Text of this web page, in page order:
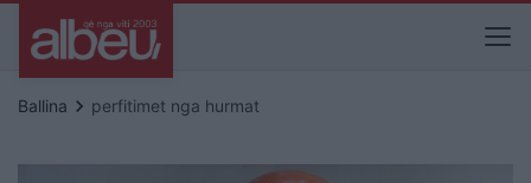
Ballina keyboard_arrow_right perfitimet nga hurmat